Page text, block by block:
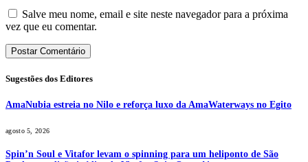
Salve meu nome, email e site neste navegador para a próxima
vez que eu comentar.
Sugestões dos Editores
AmaNubia estreia no Nilo e reforça luxo da AmaWaterways no Egito
agosto 5, 2026
Spin’n Soul e Vitafor levam o spinning para um heliponto de São